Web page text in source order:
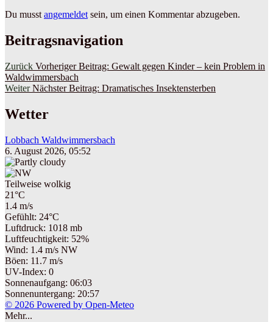
Du musstangemeldetsein, um einen Kommentar abzugeben.
Beitragsnavigation
Zurück Vorheriger Beitrag: Gewalt gegen Kinder – kein Problem in
Waldwimmersbach
Weiter Nächster Beitrag: Dramatisches Insektensterben
Wetter
Lobbach Waldwimmersbach
6. August 2026, 05:52
Teilweise wolkig
21°C
1.4 m/s
Gefühlt: 24°C
Luftdruck: 1018 mb
Luftfeuchtigkeit: 52%
Wind: 1.4 m/s NW
Böen: 11.7 m/s
UV-Index: 0
Sonnenaufgang: 06:03
Sonnenuntergang: 20:57
© 2026 Powered by Open-Meteo
Mehr...